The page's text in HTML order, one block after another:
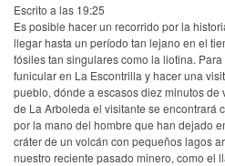
Escrito a las 19:25
Es posible hacer un recorrido por la
llegar hasta un período tan lejano en el
fósiles tan singulares como la liotina.
funicular en La Escontrilla y hacer una
pueblo, dónde a escasos diez minutos
de La Arboleda el visitante se encontrará
por la mano del hombre que han dejado
cráter de un volcán con pequeños lagos
nuestro reciente pasado minero, como el